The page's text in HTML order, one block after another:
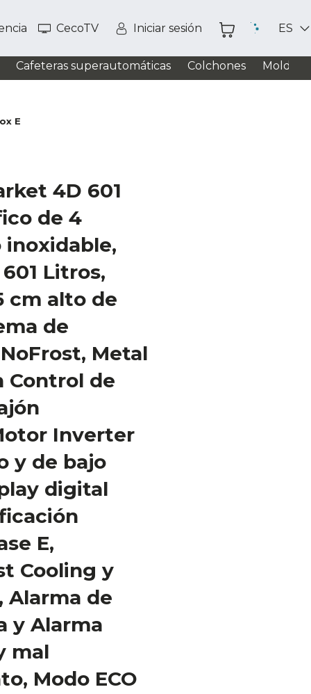
CecoTV Iniciar sesión ES
Cafeteras superautomáticas Colchones
E
4D 601
de 4
inoxidable,
Litros,
cm alto de
de
Metal
Control de
Inverter
y de bajo
digital
E,
Cooling y
Alarma de
y Alarma
mal
Modo ECO